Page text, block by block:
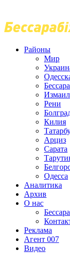
Районы
Мир
Измаил
Рени
Килия
Арциз
Сарата
Одесса
Аналитика
Архив
О нас
Реклама
Агент 007
Видео